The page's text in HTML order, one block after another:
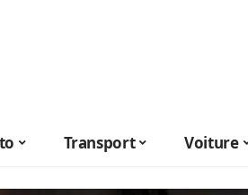
Transport Voiture